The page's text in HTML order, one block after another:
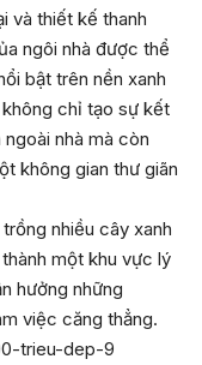
và thiết kế thanh
ngôi nhà được thể
bật trên nền xanh
chỉ tạo sự kết
nhà mà còn
không gian thư giãn
nhiều cây xanh
một khu vực lý
hưởng những
việc căng thẳng.